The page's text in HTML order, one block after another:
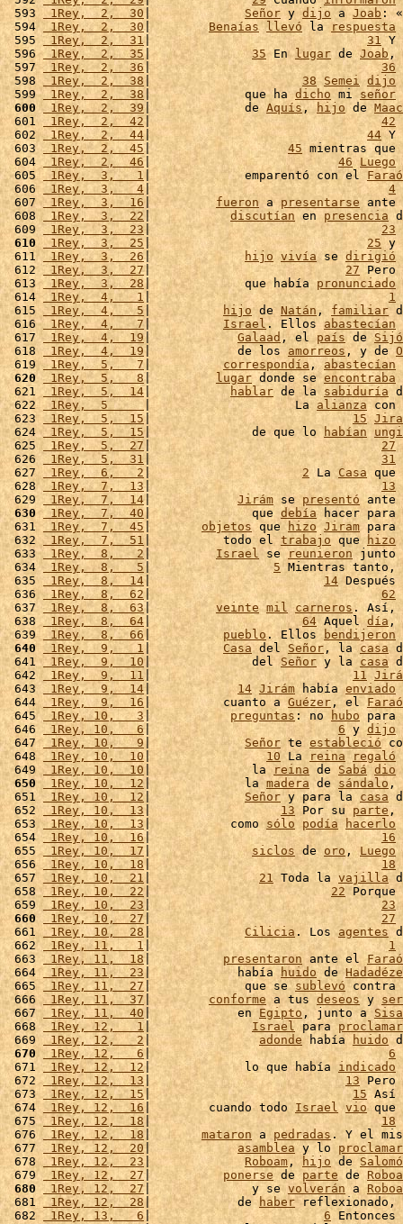
593
1Rey,  2,  30 | Señor y dijo a Joab :
594 1Rey,  2,  30| Benaías llevó la respuesta
595 1Rey,  2,  31| 31 Y
596 1Rey,  2,  35 | 35 En lugar de Joab ,
597
1Rey,  2,  36 | 36
598 1Rey,  2,  38 | 38 Semei dijo
599
1Rey,  2,  38 |             que ha dicho mi señor
600
1Rey,  2,  39|             de Aquís, hijo de
601
1Rey,  2,  42 | 42
602 1Rey,  2,  44 | 44 Y
603 1Rey,  2,  45| 45 mientras
604 1Rey,  2,  46| 46 Luego
605 1Rey,  3,   1 |             emparentó con el
606
1Rey,  3,   4 | 4
607 1Rey,  3,  16 | fueron a presentarse
608
1Rey,  3,  22 | discutían en presencia
609 1Rey,  3,  23 | 23
610
1Rey,  3,  25 | 25 y
611
1Rey,  3,  26| hijo vivía se dirigió
612 1Rey,  3,  27| 27
613 1Rey,  3,  28|             que había pronunciado
614 1Rey,  4,   1 | 1
615 1Rey,  4,   5 | hijo de Natán , familiar
616 1Rey,  4,   7 | Israel. Ellos abastecían
617
1Rey,  4,  19| Galaad, el país de
618
1Rey,  4,  19 |            de los amorreos , y de
619 1Rey,  5,   7 | correspondía , abastecían
620 1Rey,  5,   8| lugar donde se encontraba
621 1Rey,  5,  14 | hablar de la sabiduría
622 1Rey,  5 |                    La alianza
623
1Rey,  5,  15 | 15
624 1Rey,  5,  15|              de que lo habían
625
1Rey,  5,  27 | 27
626
1Rey,  5,  31 | 31
627
1Rey,  6,   2 | 2 La Casa
628
1Rey,  7,  13| 13
629
1Rey,  7,  14| Jirám se presentó
630
1Rey,  7,  40|              que debía hacer
631 1Rey,  7,  45 | objetos que hizo Jiram
632 1Rey,  7,  51 |          todo el trabajo que hizo
633
1Rey,  8,   2 | Israel se reunieron
634 1Rey,  8,   5| 5 Mientras
635
1Rey,  8,  14 | 14
636 1Rey,  8,  62 | 62
637 1Rey,  8,  63| veinte mil carneros .
638 1Rey,  8,  64 | 64 Aquel día ,
639 1Rey,  8,  66 | pueblo . Ellos bendijeron
640
1Rey,  9,   1 | Casa del Señor , la casa
641 1Rey,  9,  10|              del Señor y la casa
642
1Rey,  9,  11| 11
643
1Rey,  9,  14| 14 Jirám había enviado
644
1Rey,  9,  16 |          cuanto a Guézer , el
645
1Rey, 10,   3| preguntas : no hubo
646
1Rey, 10,   6| 6 y dijo
647
1Rey, 10,   9| Señor te estableció
648 1Rey, 10,  10 | 10 La reina regaló
649 1Rey, 10,  10|              la reina de Sabá dio
650
1Rey, 10,  12 |             la madera de sándalo ,
651 1Rey, 10,  12| Señor y para la casa
652
1Rey, 10,  13 | 13 Por su parte ,
653 1Rey, 10,  13 |           como sólo podía hacerlo
654 1Rey, 10,  16| 16
655 1Rey, 10,  17 | siclos de oro, Luego
656 1Rey, 10,  18 | 18
657 1Rey, 10,  21 | 21 Toda la vajilla
658 1Rey, 10,  22| 22
659
1Rey, 10,  23| 23
660
1Rey, 10,  27| 27
661
1Rey, 10,  28 | Cilicia . Los agentes
662
1Rey, 11,   1| 1
663
1Rey, 11,  18| presentaron ante el
664
1Rey, 11,  23|            había huido de
665 1Rey, 11,  27 |             que se sublevó
666 1Rey, 11,  37| conforme a tus deseos y
667
1Rey, 11,  40 |            en Egipto, junto a
668 1Rey, 12,   1| Israel para
669
1Rey, 12,   2 | adonde había huido
670 1Rey, 12,   6 | 6
671 1Rey, 12,  12|             lo que había indicado
672 1Rey, 12,  13 | 13
673 1Rey, 12,  15 | 15 Así
674 1Rey, 12,  16 |        cuando todo Israel vio
675 1Rey, 12,  18| 18
676
1Rey, 12,  18| mataron a pedradas . Y el
677
1Rey, 12,  20| asamblea y lo
678 1Rey, 12,  23 | Roboam , hijo de
679
1Rey, 12,  27| ponerse de parte de
680 1Rey, 12,  27|              y se volverán a
681
1Rey, 12,  28 |            de haber
682 1Rey, 13,   6 | 6